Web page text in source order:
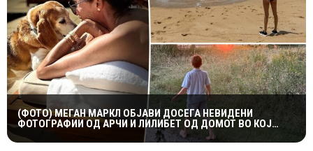
(ФОТО) МЕГАН МАРКЛ ОБЈАВИ ДОСЕГА НЕВИДЕНИ
ФОТОГРАФИИ ОД АРЧИ И ЛИЛИБЕТ ОД ДОМОТ ВО КОЈ
ПОРАСНАЛА ПРИНЦЕЗАТА ДИЈАНА